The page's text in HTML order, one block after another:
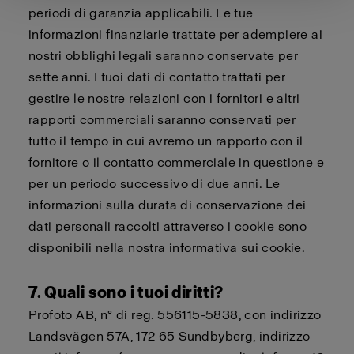
periodi di garanzia applicabili. Le tue
informazioni finanziarie trattate per adempiere ai
nostri obblighi legali saranno conservate per
sette anni. I tuoi dati di contatto trattati per
gestire le nostre relazioni con i fornitori e altri
rapporti commerciali saranno conservati per
tutto il tempo in cui avremo un rapporto con il
fornitore o il contatto commerciale in questione e
per un periodo successivo di due anni. Le
informazioni sulla durata di conservazione dei
dati personali raccolti attraverso i cookie sono
disponibili nella nostra informativa sui cookie.
7. Quali sono i tuoi diritti?
Profoto AB, n° di reg. 556115-5838, con indirizzo
Landsvägen 57A, 172 65 Sundbyberg, indirizzo